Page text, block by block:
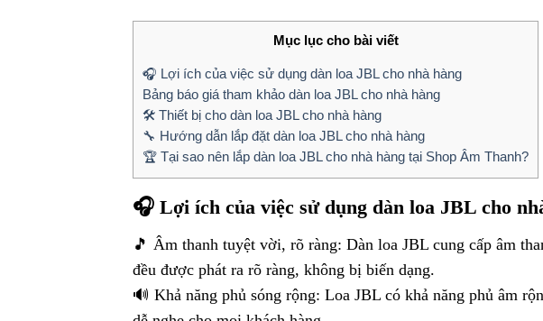
Mục lục cho bài viết
🎧 Lợi ích của việc sử dụng dàn loa JBL cho nhà hàng
Bảng báo giá tham khảo dàn loa JBL cho nhà hàng
🛠️ Thiết bị cho dàn loa JBL cho nhà hàng
🔧 Hướng dẫn lắp đặt dàn loa JBL cho nhà hàng
🏆 Tại sao nên lắp dàn loa JBL cho nhà hàng tại Shop Âm Thanh?
🎧 Lợi ích của việc sử dụng dàn loa JBL cho
🎵 Âm thanh tuyệt vời, rõ ràng: Dàn loa JBL cung cấp âm
đều được phát ra rõ ràng, không bị biến dạng.
🔊 Khả năng phủ sóng rộng: Loa JBL có khả năng phủ âm